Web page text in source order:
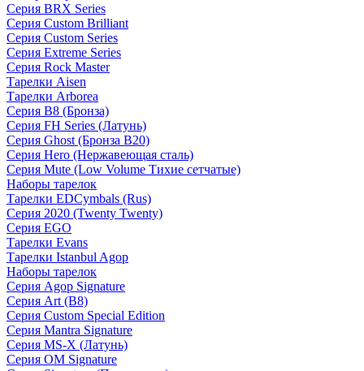
Серия BRX Series
Серия Custom Brilliant
Серия Custom Series
Серия Extreme Series
Серия Rock Master
Тарелки Aisen
Тарелки Arborea
Серия B8 (Бронза)
Серия FH Series (Латунь)
Серия Ghost (Бронза B20)
Серия Hero (Нержавеющая сталь)
Серия Mute (Low Volume Тихие сетчатые)
Наборы тарелок
Тарелки EDCymbals (Rus)
Серия 2020 (Twenty Twenty)
Серия EGO
Тарелки Evans
Тарелки Istanbul Agop
Наборы тарелок
Серия Agop Signature
Серия Art (B8)
Серия Custom Special Edition
Серия Mantra Signature
Серия MS-X (Латунь)
Серия OM Signature